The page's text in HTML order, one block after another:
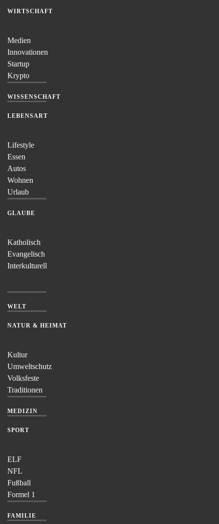
WIRTSCHAFT
Medien
Innovationen
Startup
Krypto
WISSENSCHAFT
LEBENSART
Lifestyle
Essen
Autos
Wohnen
Urlaub
GLAUBE
Katholisch
Evangelisch
Interkulturell
WELT
NATUR & HEIMAT
Kultur
Umweltschutz
Volksfeste
Traditionen
MEDIZIN
SPORT
ELF
NFL
Fußball
Formel 1
FAMILIE